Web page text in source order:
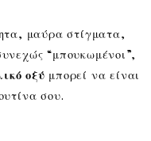
μαύρα στίγματα,
“μπουκωμένοι”,
οξύ μπορεί να είναι
σου.